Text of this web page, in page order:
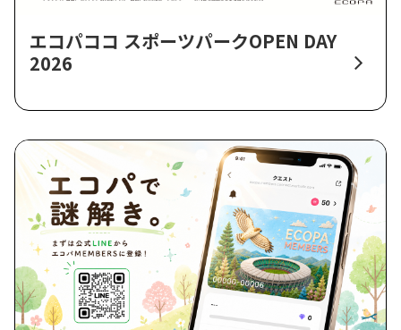
エコパココ スポーツパークOPEN DAY
2026